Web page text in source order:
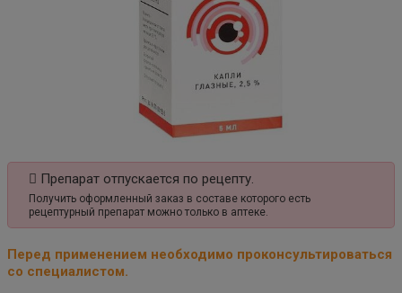
Препарат отпускается по рецепту.
Получить оформленный заказ в составе которого есть
рецептурный препарат можно только в аптеке.
Перед применением необходимо проконсультироваться
со специалистом.